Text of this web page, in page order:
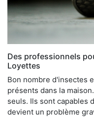
Des professionnels
Loyettes
Bon nombre d'insectes
présents dans la
seuls. Ils sont capables
devient un problème